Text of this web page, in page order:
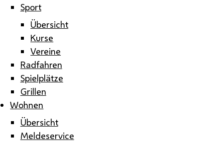
Sport
Übersicht
Kurse
Vereine
Radfahren
Spielplätze
Grillen
Wohnen
Übersicht
Meldeservice